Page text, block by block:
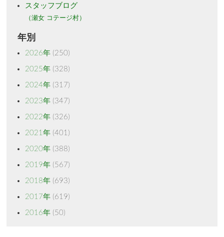
スタッフブログ
（瀬女 コテージ村）
年別
2026年(250)
2025年(328)
2024年(317)
2023年(347)
2022年(326)
2021年(401)
2020年(388)
2019年(567)
2018年(693)
2017年(619)
2016年(50)